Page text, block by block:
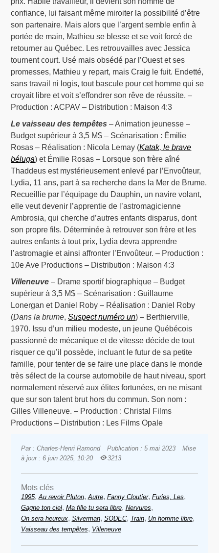
confiance, lui faisant même miroiter la possibilité d’être
son partenaire. Mais alors que l’argent semble enfin à
portée de main, Mathieu se blesse et se voit forcé de
retourner au Québec. Les retrouvailles avec Jessica
tournent court. Usé mais obsédé par l’Ouest et ses
promesses, Mathieu y repart, mais Craig le fuit. Endetté,
sans travail ni logis, tout bascule pour cet homme qui se
croyait libre et voit s’effondrer son rêve de réussite. –
Production : ACPAV – Distribution : Maison 4:3
Le vaisseau des tempêtes – Animation jeunesse –
Budget supérieur à 3,5 M$ – Scénarisation : Émilie
Rosas – Réalisation : Nicola Lemay (Katak, le brave
béluga) et Émilie Rosas – Lorsque son frère aîné
Thaddeus est mystérieusement enlevé par l’Envoûteur,
Lydia, 11 ans, part à sa recherche dans la Mer de Brume.
Recueillie par l’équipage du Dauphin, un navire volant,
elle veut devenir l’apprentie de l’astromagicienne
Ambrosia, qui cherche d’autres enfants disparus, dont
son propre fils. Déterminée à retrouver son frère et les
autres enfants à tout prix, Lydia devra apprendre
l’astromagie et ainsi affronter l’Envoûteur. – Production :
10e Ave Productions – Distribution : Maison 4:3
Villeneuve – Drame sportif biographique – Budget
supérieur à 3,5 M$ – Scénarisation : Guillaume
Lonergan et Daniel Roby – Réalisation : Daniel Roby
(Dans la brume,Suspect numéro un) – Berthierville,
1970. Issu d’un milieu modeste, un jeune Québécois
passionné de mécanique et de vitesse décide de tout
risquer ce qu’il possède, incluant le futur de sa petite
famille, pour tenter de se faire une place dans le monde
très sélect de la course automobile de haut niveau, sport
normalement réservé aux élites fortunées, en ne misant
que sur son talent brut hors du commun. Son nom :
Gilles Villeneuve. – Production : Christal Films
Productions – Distribution : Les Films Opale
Par : Charles-Henri Ramond Publication : 5 mai 2023
Mise
à jour : 6 juin 2025, 10:20
3213
Mots clés
1995, Au revoir Pluton, Autre, Fanny Cloutier, Furies, Les,
Gagne ton ciel, Ma fille tu sera libre, Nervures,
On sera heureux, Silverman, SODEC, Train, Un homme libre,
Vaisseau des tempêtes, Villeneuve